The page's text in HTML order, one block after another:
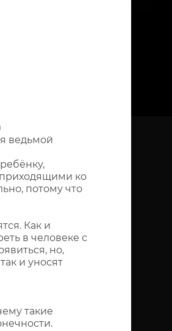
ведьмой
приходящими ко
потому что
Как и
в человеке с
но,
и уносят
такие